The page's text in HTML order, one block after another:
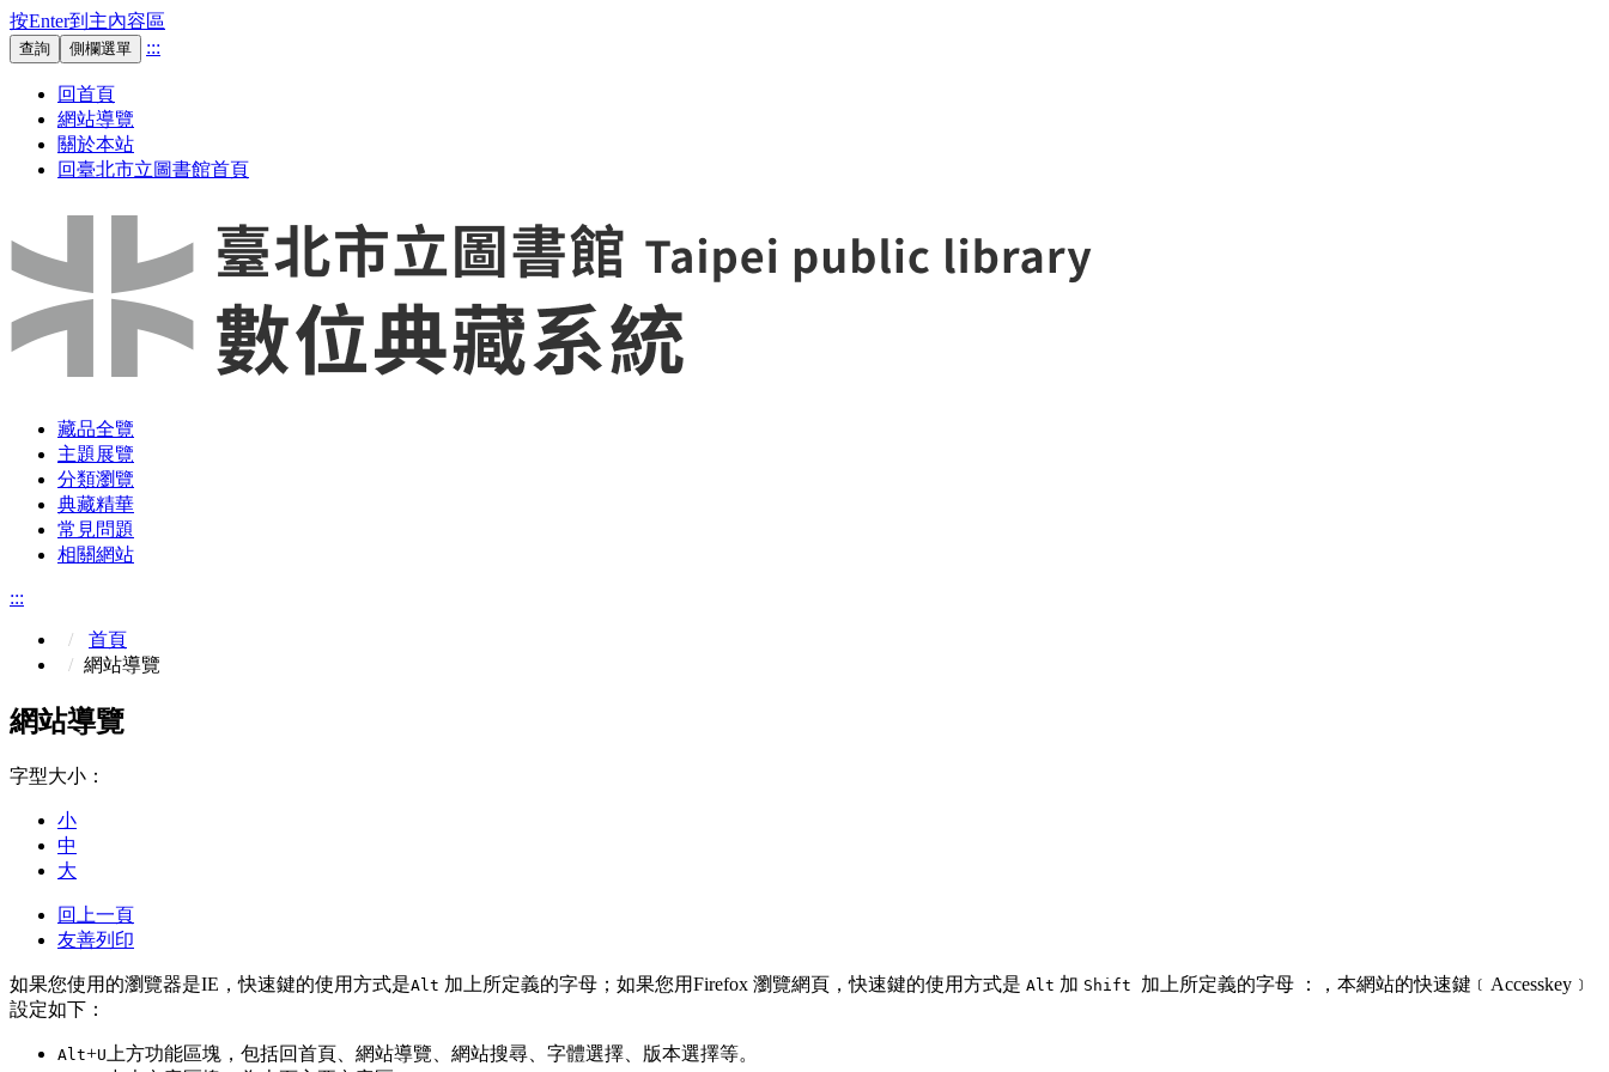
按Enter到主內容區
查詢 側欄選單 :::
回首頁
網站導覽
關於本站
回臺北市立圖書館首頁
藏品全覽
主題展覽
分類瀏覽
典藏精華
常見問題
相關網站
:::
首頁
網站導覽
網站導覽
字型大小：
小
中
大
回上一頁
友善列印
如果您使用的瀏覽器是IE，快速鍵的使用方式是Alt 加上所定義的字母；如果您用Firefox 瀏覽網頁，快速鍵的使用方式是 Alt 加 Shift 加上所定義的字母 ：，本網站的快速鍵﹝Accesskey﹞
設定如下：
Alt+U 上方功能區塊，包括回首頁、網站導覽、網站搜尋、字體選擇、版本選擇等。